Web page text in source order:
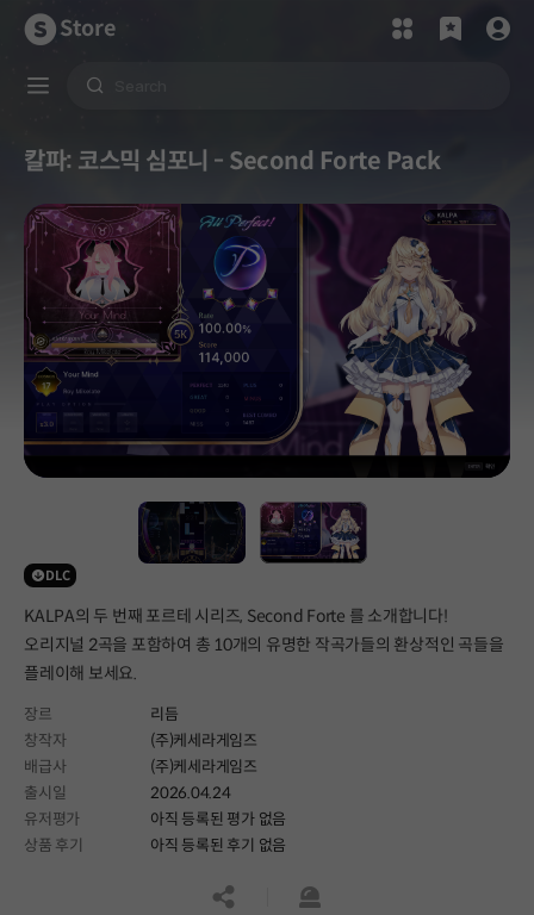
Store
칼파: 코스믹 심포니 - Second Forte Pack
DLC
KALPA의 두 번째 포르테 시리즈, Second Forte 를 소개합니다!
오리지널 2곡을 포함하여 총 10개의 유명한 작곡가들의 환상적인 곡들을
플레이해 보세요.
장르
리듬
창작자
(주)케세라게임즈
배급사
(주)케세라게임즈
출시일
2026.04.24
유저평가
아직 등록된 평가 없음
상품 후기
아직 등록된 후기 없음
공유하기신고하기